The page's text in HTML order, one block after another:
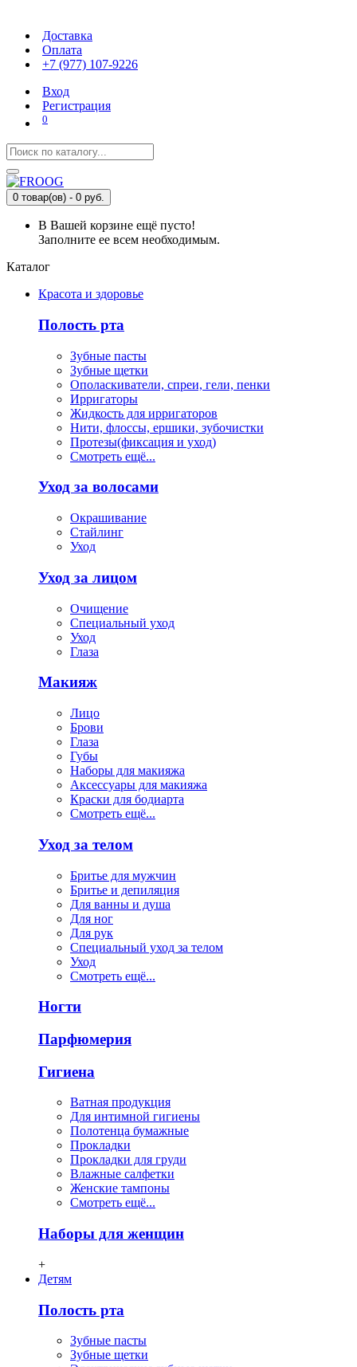
Доставка
Оплата
+7 (977) 107-9226
Вход
Регистрация
0
0 товар(ов) - 0 руб.
В Вашей корзине ещё пусто!
Заполните ее всем необходимым.
Каталог
Красота и здоровье
Полость рта
Зубные пасты
Зубные щетки
Ополаскиватели, спреи, гели, пенки
Ирригаторы
Жидкость для ирригаторов
Нити, флоссы, ершики, зубочистки
Протезы(фиксация и уход)
Смотреть ещё...
Уход за волосами
Окрашивание
Стайлинг
Уход
Уход за лицом
Очищение
Специальный уход
Уход
Глаза
Макияж
Лицо
Брови
Глаза
Губы
Наборы для макияжа
Аксессуары для макияжа
Краски для бодиарта
Смотреть ещё...
Уход за телом
Бритье для мужчин
Бритье и депиляция
Для ванны и душа
Для ног
Для рук
Специальный уход за телом
Уход
Смотреть ещё...
Ногти
Парфюмерия
Гигиена
Ватная продукция
Для интимной гигиены
Полотенца бумажные
Прокладки
Прокладки для груди
Влажные салфетки
Женские тампоны
Смотреть ещё...
Наборы для женщин
+
Детям
Полость рта
Зубные пасты
Зубные щетки